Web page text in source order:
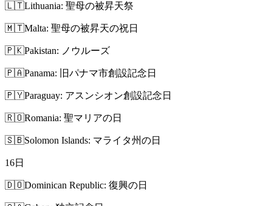
🇱🇹Lithuania: 聖母の被昇天祭
🇲🇹Malta: 聖母の被昇天の祝日
🇵🇰Pakistan: ノウルーズ
🇵🇦Panama: 旧パナマ市創設記念日
🇵🇾Paraguay: アスンシオン創設記念日
🇷🇴Romania: 聖マリアの日
🇸🇧Solomon Islands: マライタ州の日
16日
🇩🇴Dominican Republic: 復興の日